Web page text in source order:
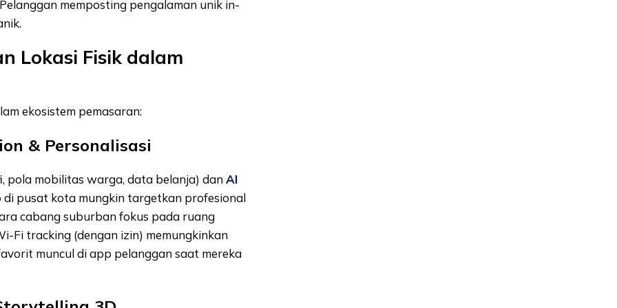
memposting pengalaman unik in-
Lokasi Fisik dalam
ekosistem pemasaran:
& Personalisasi
pola mobilitas warga, data belanja) danAI
pusat kota mungkin targetkan profesional
cabang suburban fokus pada ruang
Fi tracking (dengan izin) memungkinkan
muncul di app pelanggan saat mereka